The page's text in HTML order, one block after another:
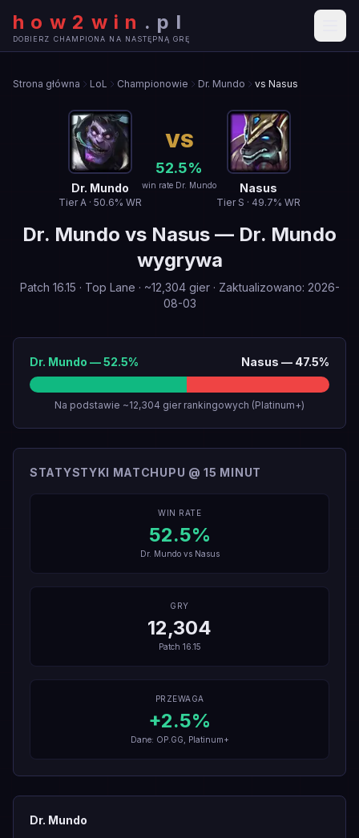
how2win . pl
DOBIERZ CHAMPIONA NA NASTĘPNĄ GRĘ
Strona główna LoL Championowie Dr. Mundo vs Nasus
Dr. Mundo
TierA · 50.6% WR
VS
52.5%
win rate Dr. Mundo Nasus
Tier S · 49.7% WR
Dr. Mundo vs Nasus — Dr. Mundo
wygrywa
Patch 16.15 · Top Lane · ~12,304 gier· Zaktualizowano: 2026-
08-03
Dr. Mundo —52.5% Nasus — 47.5%
Na podstawie ~12,304 gier rankingowych (Platinum+)
STATYSTYKI MATCHUPU @ 15 MINUT
WIN RATE
52.5%
Dr. Mundovs Nasus
GRY
12,304
Patch 16.15
PRZEWAGA
+2.5%
Dane: OP.GG, Platinum+
Dr. Mundo